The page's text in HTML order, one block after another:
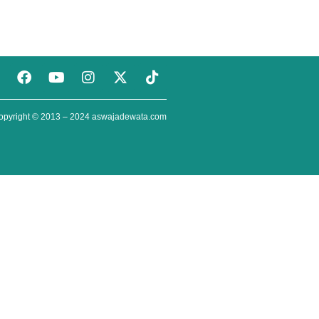
© 2013 – 2024 aswajadewata.com